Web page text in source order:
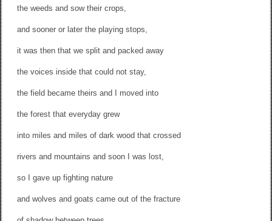
the weeds and sow their crops,
and sooner or later the playing stops,
it was then that we split and packed away
the voices inside that could not stay,
the field became theirs and I moved into
the forest that everyday grew
into miles and miles of dark wood that crossed
rivers and mountains and soon I was lost,
so I gave up fighting nature
and wolves and goats came out of the fracture